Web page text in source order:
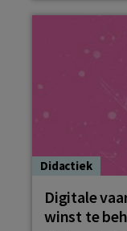
Didactiek
Digitale
winst te